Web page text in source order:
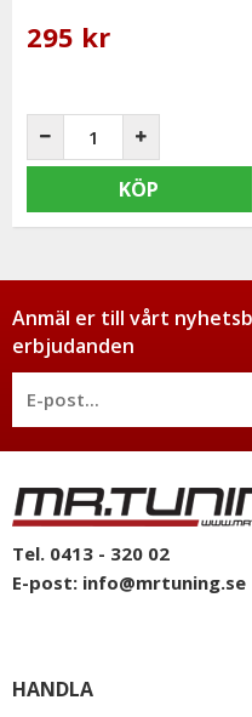
295 kr
KÖP
Anmäl er till vårt
erbjudanden
Tel. 0413 - 320 02
E-post: info@mrtuning.se
HANDLA